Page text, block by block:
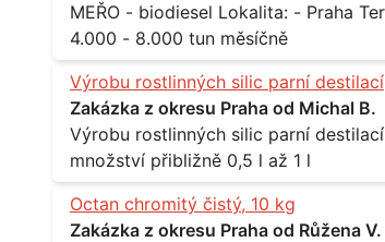
MEŘO - biodiesel Lokalita: - Praha Termín: - průběžně, minimálně roční kontrakt Množství: -
4.000 - 8.000 tun měsíčně
Výrobu rostlinných silic parní destilací
Zakázka z okresu Praha od Michal B.
Výrobu rostlinných silic parní destilací Lokalita: - celá ČR Množství: - pravidelné odběry v
množství přibližně 0,5 l až 1 l
Octan chromitý čistý, 10 kg
Zakázka z okresu Praha od Růžena V.